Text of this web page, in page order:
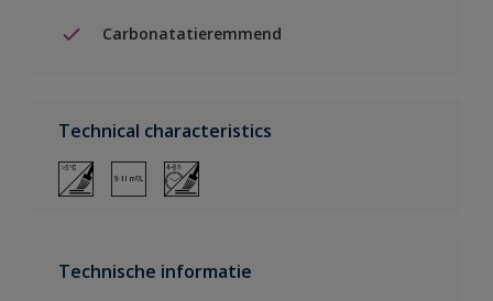
Carbonatatieremmend
Technical characteristics
Technische informatie